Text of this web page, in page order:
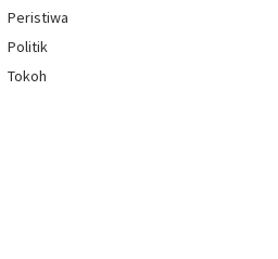
Peristiwa
Politik
Tokoh